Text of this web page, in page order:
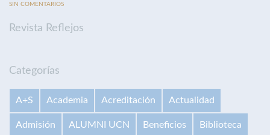
SIN COMENTARIOS
Revista Reflejos
Categorías
A+S Academia Acreditación Actualidad
Admisión ALUMNI UCN Beneficios Biblioteca